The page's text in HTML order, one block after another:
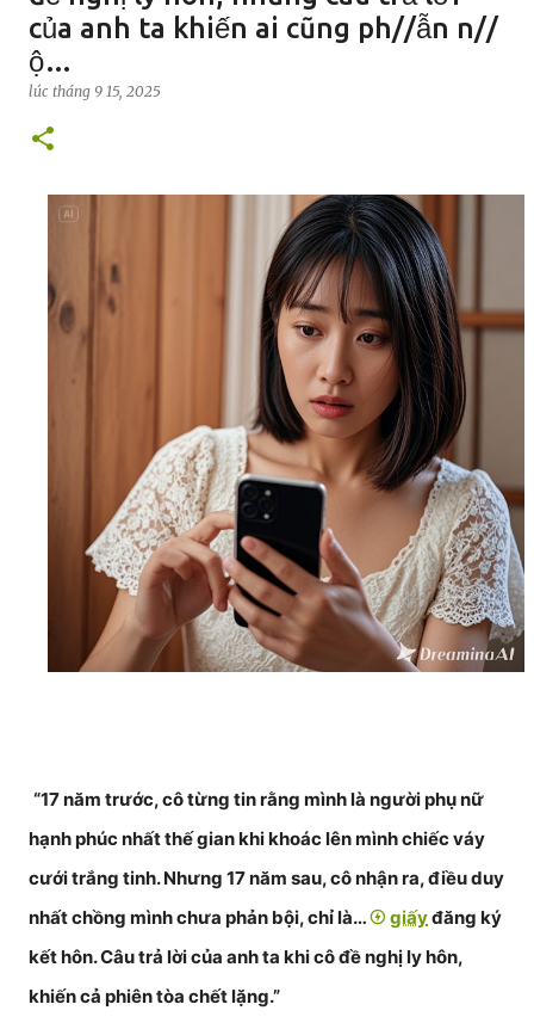
của anh ta khiến ai cũng ph//ẫn n//
ộ…
lúc tháng 9 15, 2025
“17 năm trước, cô từng tin rằng mình là người phụ nữ
hạnh phúc nhất thế gian khi khoác lên mình chiếc váy
cưới trắng tinh. Nhưng 17 năm sau, cô nhận ra, điều duy
nhất chồng mình chưa phản bội, chỉ là…
giấyđăng ký
kết hôn. Câu trả lời của anh ta khi cô đề nghị ly hôn,
khiến cả phiên tòa chết lặng.”